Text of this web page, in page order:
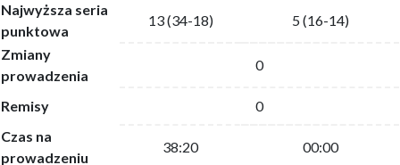
Najwyższa seria
punktowa
13 (34-18)
5 (16-14)
Zmiany
prowadzenia
0
Remisy
0
Czas na
prowadzeniu
38:20 00:00